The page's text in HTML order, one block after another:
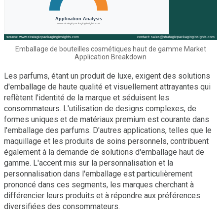
Emballage de bouteilles cosmétiques haut de gamme Market
Application Breakdown
Les parfums, étant un produit de luxe, exigent des solutions
d'emballage de haute qualité et visuellement attrayantes qui
reflètent l'identité de la marque et séduisent les
consommateurs. L'utilisation de designs complexes, de
formes uniques et de matériaux premium est courante dans
l'emballage des parfums. D'autres applications, telles que le
maquillage et les produits de soins personnels, contribuent
également à la demande de solutions d'emballage haut de
gamme. L'accent mis sur la personnalisation et la
personnalisation dans l'emballage est particulièrement
prononcé dans ces segments, les marques cherchant à
différencier leurs produits et à répondre aux préférences
diversifiées des consommateurs.